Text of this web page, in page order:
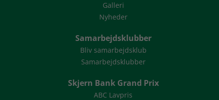
Galleri
Nyheder
Samarbejdsklubber
Bliv samarbejdsklub
Samarbejdsklubber
Skjern Bank Grand Prix
ABC Lavpris